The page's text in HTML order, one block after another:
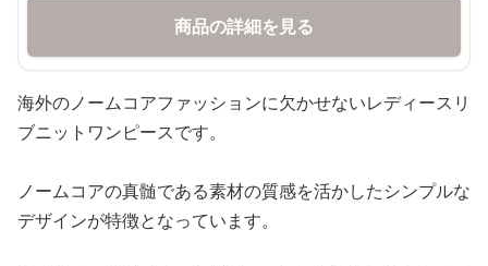
商品の詳細を見る
海外のノームコアファッションに欠かせないレディースリ
ブニットワンピースです。
ノームコアの真髄である素材の質感を活かしたシンプルな
デザインが特徴となっています。